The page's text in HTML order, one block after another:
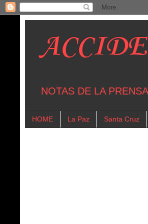
NOTAS DE LA
HOME La Paz Santa Cruz